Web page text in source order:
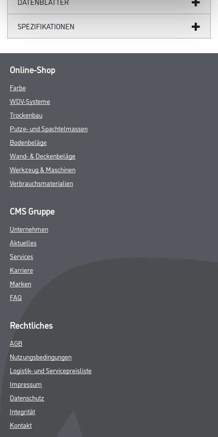
SPEZIFIKATIONEN
Online-Shop
Farbe
WDV-Systeme
Trockenbau
Putze- und Spachtelmassen
Bodenbeläge
Wand- & Deckenbeläge
Werkzeug & Maschinen
Verbrauchsmaterialien
CMS Gruppe
Unternehmen
Aktuelles
Services
Karriere
Marken
FAQ
Rechtliches
AGB
Nutzungsbedingungen
Logistik- und Servicepreisliste
Impressum
Datenschutz
Integrität
Kontakt